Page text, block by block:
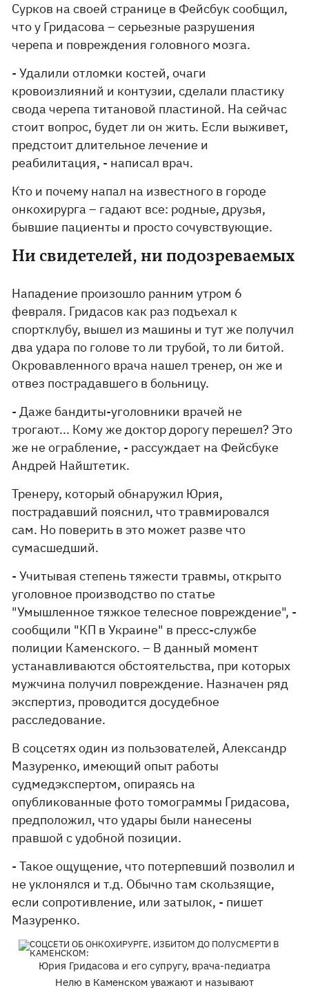
Сурков на своей странице в Фейсбук сообщил,
что у Гридасова – серьезные разрушения
черепа и повреждения головного мозга.
- Удалили отломки костей, очаги
кровоизлияний и контузии, сделали пластику
свода черепа титановой пластиной. На сейчас
стоит вопрос, будет ли он жить. Если выживет,
предстоит длительное лечение и
реабилитация, - написал врач.
Кто и почему напал на известного в городе
онкохирурга – гадают все: родные, друзья,
бывшие пациенты и просто сочувствующие.
Ни свидетелей, ни подозреваемых
Нападение произошло ранним утром 6
февраля. Гридасов как раз подъехал к
спортклубу, вышел из машины и тут же получил
два удара по голове то ли трубой, то ли битой.
Окровавленного врача нашел тренер, он же и
отвез пострадавшего в больницу.
- Даже бандиты-уголовники врачей не
трогают... Кому же доктор дорогу перешел? Это
же не ограбление, - рассуждает на Фейсбуке
Андрей Найштетик.
Тренеру, который обнаружил Юрия,
пострадавший пояснил, что травмировался
сам. Но поверить в это может разве что
сумасшедший.
- Учитывая степень тяжести травмы, открыто
уголовное производство по статье
"Умышленное тяжкое телесное повреждение", -
сообщили "КП в Украине" в пресс-службе
полиции Каменского. – В данный момент
устанавливаются обстоятельства, при которых
мужчина получил повреждение. Назначен ряд
экспертиз, проводится досудебное
расследование.
В соцсетях один из пользователей, Александр
Мазуренко, имеющий опыт работы
судмедэкспертом, опираясь на
опубликованные фото томограммы Гридасова,
предположил, что удары были нанесены
правшой с удобной позиции.
- Такое ощущение, что потерпевший позволил и
не уклонялся и т.д. Обычно там скользящие,
если сопротивление, или затылок, - пишет
Мазуренко.
Юрия Гридасова и его супругу, врача-педиатра
Нелю в Каменском уважают и называют